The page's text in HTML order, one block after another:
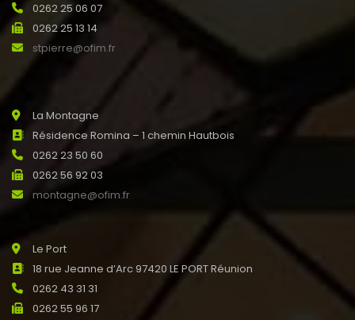
0262 25 06 07
0262 25 13 14
stpierre@ofim.fr
La Montagne
Résidence Romina – 1 chemin Hautbois
0262 23 50 60
0262 56 92 03
montagne@ofim.fr
Le Port
18 rue Jeanne d’Arc 97420 LE PORT Réunion
0262 43 31 31
0262 55 96 17